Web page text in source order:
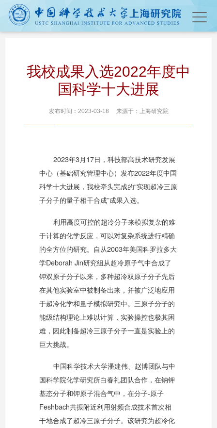
我校成果入选2022年度中
国科学十大进展
发布时间：2023-03-18 来源于：上海研究院
2023年3月17日，科技部高技术研究发展
中心（基础研究管理中心）发布2022年度中国
科学十大进展，我校牵头完成的“实现超冷三原
子分子的量子相干合成”成果入选。
利用高度可控的超冷分子来模拟复杂的难
于计算的化学反应，可以对复杂系统进行精确
的全方位的研究。自从2003年美国科罗拉多大
学Deborah Jin研究组从超冷原子气中合成了
钾双原子分子以来，多种超冷双原子分子先后
在其他实验室中被制备出来，并被广泛地应用
于超冷化学和量子模拟研究中。三原子分子的
能级结构理论上难以计算，实验操控也极其困
难，因此制备超冷三原子分子一直是实验上的
巨大挑战。
中国科学技术大学潘建伟、赵博团队与中
国科学院化学研究所白春礼团队合作，在钠钾
基态分子和钾原子混合气中，在分子-原子
Feshbach共振附近利用射频合成技术首次相
干地合成了超冷三原子分子。该研究为超冷化